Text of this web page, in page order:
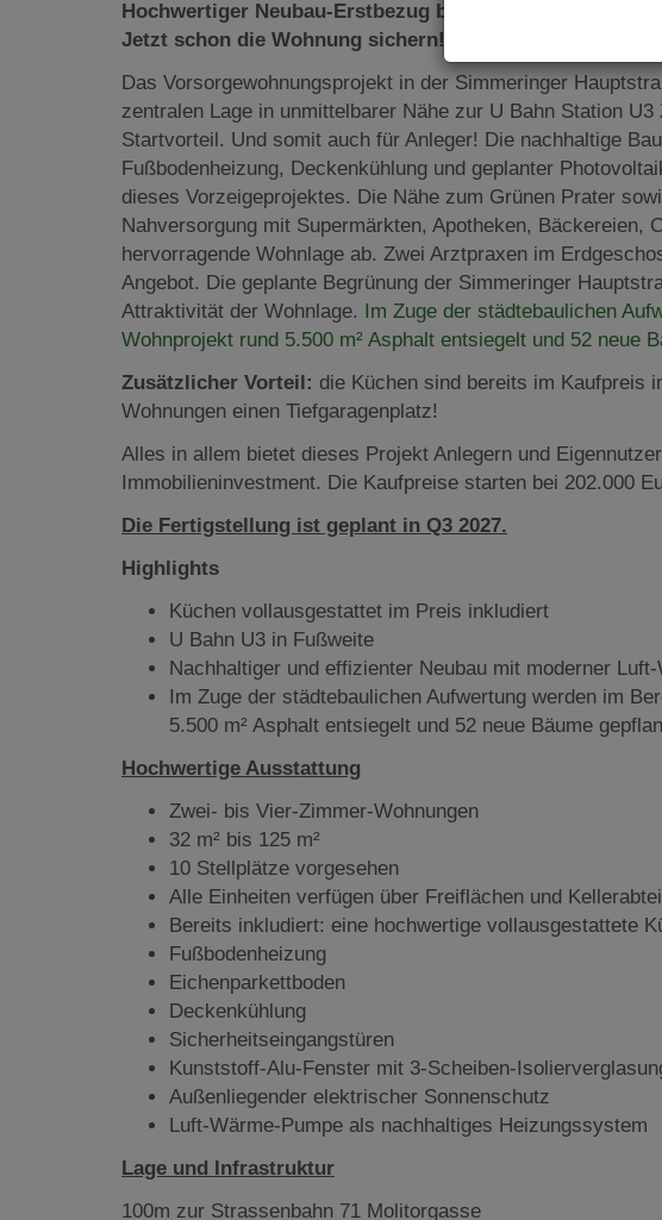
Hochwertiger Neubau-Erstbezug bei der U3.
Jetzt schon die Wohnung sichern!
Das Vorsorgewohnungsprojekt in der Simmeringer
zentralen Lage in unmittelbarer Nähe zur U Bahn Station
Startvorteil. Und somit auch für Anleger! Die nachhaltige
Fußbodenheizung, Deckenkühlung und geplanter
dieses Vorzeigeprojektes. Die Nähe zum Grünen Prater
Nahversorgung mit Supermärkten, Apotheken, Bäckereien,
hervorragende Wohnlage ab. Zwei Arztpraxen im
Angebot. Die geplante Begrünung der Simmeringer
Attraktivität der Wohnlage. Im Zuge der städtebaulichen
Wohnprojekt rund 5.500 m² Asphalt entsiegelt und 52 neue
Zusätzlicher Vorteil: die Küchen sind bereits im Kaufpreis
Wohnungen einen Tiefgaragenplatz!
Alles in allem bietet dieses Projekt Anlegern und
Immobilieninvestment. Die Kaufpreise starten bei 202.000
Die Fertigstellung ist geplant in Q3 2027.
Highlights
Küchen vollausgestattet im Preis inkludiert
U Bahn U3 in Fußweite
Nachhaltiger und effizienter Neubau mit moderner
Im Zuge der städtebaulichen Aufwertung werden im
5.500 m² Asphalt entsiegelt und 52 neue Bäume
Hochwertige Ausstattung
Zwei- bis Vier-Zimmer-Wohnungen
32 m² bis 125 m²
10 Stellplätze vorgesehen
Alle Einheiten verfügen über Freiflächen und
Bereits inkludiert: eine hochwertige vollausgestattete
Fußbodenheizung
Eichenparkettboden
Deckenkühlung
Sicherheitseingangstüren
Kunststoff-Alu-Fenster mit 3-Scheiben-
Außenliegender elektrischer Sonnenschutz
Luft-Wärme-Pumpe als nachhaltiges Heizungssystem
Lage und Infrastruktur
100m zur Strassenbahn 71 Molitorgasse